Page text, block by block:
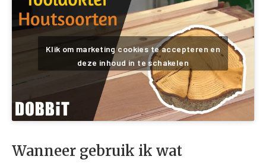
Klik om marketing cookies te accepteren en
deze inhoud in te schakelen
Wanneer gebruik ik wat